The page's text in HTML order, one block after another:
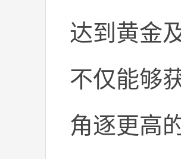
达到黄金
不仅能够
角逐更高